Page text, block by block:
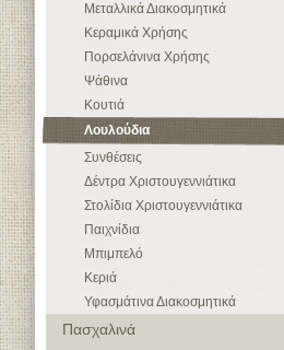
Μεταλλικά Διακοσμητικά
Κεραμικά Χρήσης
Πορσελάνινα Χρήσης
Ψάθινα
Κουτιά
Λουλούδια
Συνθέσεις
Δέντρα Χριστουγεννιάτικα
Στολίδια Χριστουγεννιάτικα
Παιχνίδια
Μπιμπελό
Κεριά
Υφασμάτινα Διακοσμητικά
Πασχαλινά